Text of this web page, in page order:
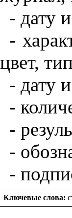
- дату и
-
цвет, тип
- дату и
-
-
-
-
Ключевые слова: